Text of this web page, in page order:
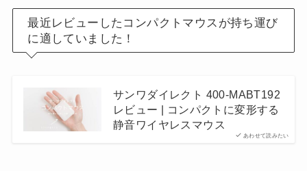
最近レビューしたコンパクトマウスが持ち運び
に適していました！
あわせて読みたい
サンワダイレクト 400-MABT192
レビュー | コンパクトに変形する
静音ワイヤレスマウス